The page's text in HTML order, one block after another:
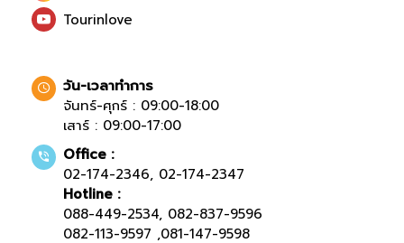
Tourinlove
วัน-เวลาทำการ
จันทร์-ศุกร์ : 09:00-18:00
เสาร์ : 09:00-17:00
Office :
02-174-2346, 02-174-2347
Hotline :
088-449-2534, 082-837-9596
082-113-9597 ,081-147-9598